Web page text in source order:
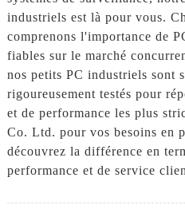
industriels est là pour vous.
comprenons l'importance de
fiables sur le marché
nos petits PC industriels sont
rigoureusement testés pour
et de performance les plus
Co. Ltd. pour vos besoins en
découvrez la différence en
performance et de service